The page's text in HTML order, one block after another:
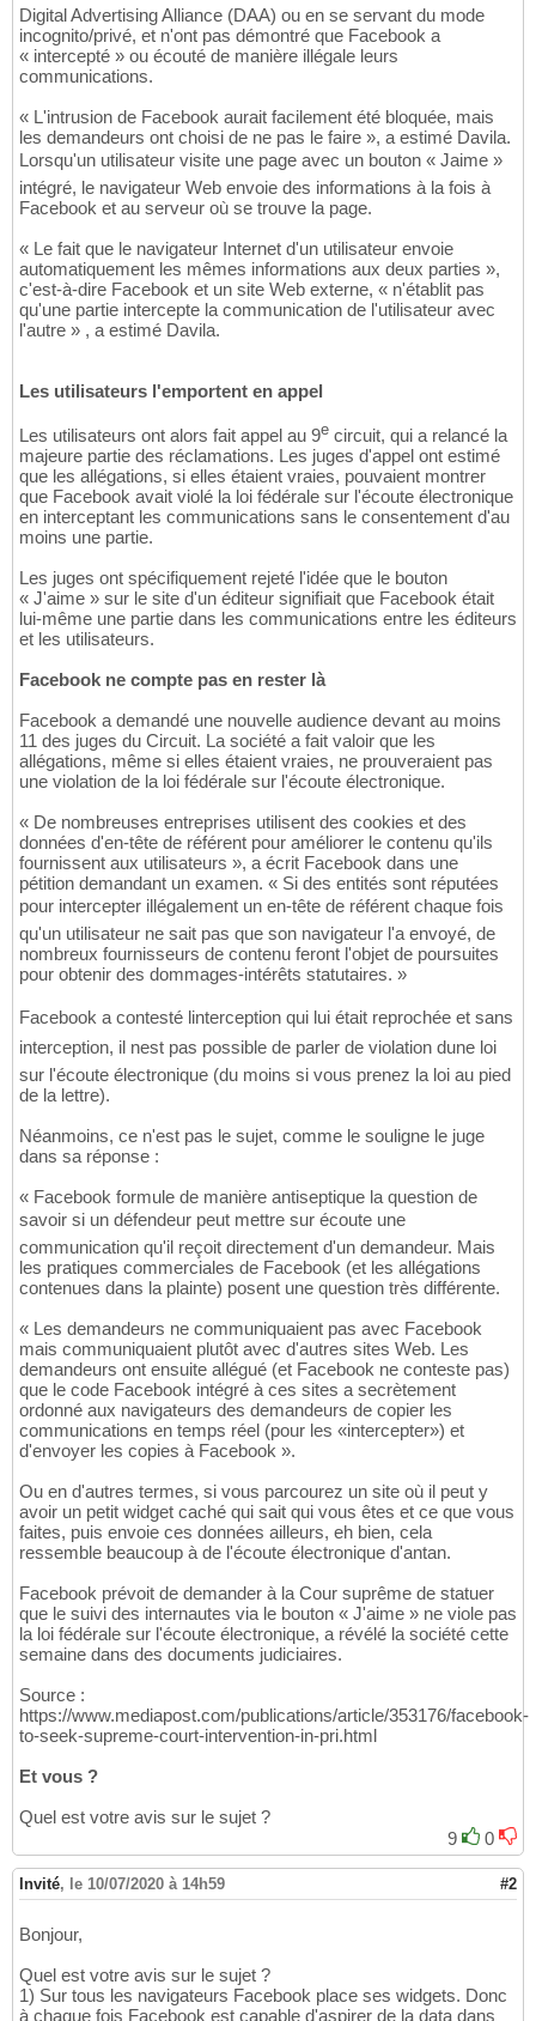
Digital Advertising Alliance (DAA) ou en se servant du mode
incognito/privé, et n'ont pas démontré que Facebook a
« intercepté » ou écouté de manière illégale leurs
communications.
« L'intrusion de Facebook aurait facilement été bloquée, mais
les demandeurs ont choisi de ne pas le faire », a estimé Davila.
Lorsqu'un utilisateur visite une page avec un bouton « Jaime »
intégré, le navigateur Web envoie des informations à la fois à
Facebook et au serveur où se trouve la page.
« Le fait que le navigateur Internet d'un utilisateur envoie
automatiquement les mêmes informations aux deux parties »,
c'est-à-dire Facebook et un site Web externe, « n'établit pas
qu'une partie intercepte la communication de l'utilisateur avec
l'autre » , a estimé Davila.
Les utilisateurs l'emportent en appel
Les utilisateurs ont alors fait appel au 9e circuit, qui a relancé la
majeure partie des réclamations. Les juges d'appel ont estimé
que les allégations, si elles étaient vraies, pouvaient montrer
que Facebook avait violé la loi fédérale sur l'écoute électronique
en interceptant les communications sans le consentement d'au
moins une partie.
Les juges ont spécifiquement rejeté l'idée que le bouton
« J'aime » sur le site d'un éditeur signifiait que Facebook était
lui-même une partie dans les communications entre les éditeurs
et les utilisateurs.
Facebook ne compte pas en rester là
Facebook a demandé une nouvelle audience devant au moins
11 des juges du Circuit. La société a fait valoir que les
allégations, même si elles étaient vraies, ne prouveraient pas
une violation de la loi fédérale sur l'écoute électronique.
« De nombreuses entreprises utilisent des cookies et des
données d'en-tête de référent pour améliorer le contenu qu'ils
fournissent aux utilisateurs », a écrit Facebook dans une
pétition demandant un examen. « Si des entités sont réputées
pour intercepter illégalement un en-tête de référent chaque fois
qu'un utilisateur ne sait pas que son navigateur l'a envoyé, de
nombreux fournisseurs de contenu feront l'objet de poursuites
pour obtenir des dommages-intérêts statutaires. »
Facebook a contesté linterception qui lui était reprochée et sans
interception, il nest pas possible de parler de violation dune loi
sur l'écoute électronique (du moins si vous prenez la loi au pied
de la lettre).
Néanmoins, ce n'est pas le sujet, comme le souligne le juge
dans sa réponse :
« Facebook formule de manière antiseptique la question de
savoir si un défendeur peut mettre sur écoute une
communication qu'il reçoit directement d'un demandeur. Mais
les pratiques commerciales de Facebook (et les allégations
contenues dans la plainte) posent une question très différente.
« Les demandeurs ne communiquaient pas avec Facebook
mais communiquaient plutôt avec d'autres sites Web. Les
demandeurs ont ensuite allégué (et Facebook ne conteste pas)
que le code Facebook intégré à ces sites a secrètement
ordonné aux navigateurs des demandeurs de copier les
communications en temps réel (pour les «intercepter») et
d'envoyer les copies à Facebook ».
Ou en d'autres termes, si vous parcourez un site où il peut y
avoir un petit widget caché qui sait qui vous êtes et ce que vous
faites, puis envoie ces données ailleurs, eh bien, cela
ressemble beaucoup à de l'écoute électronique d'antan.
Facebook prévoit de demander à la Cour suprême de statuer
que le suivi des internautes via le bouton « J'aime » ne viole pas
la loi fédérale sur l'écoute électronique, a révélé la société cette
semaine dans des documents judiciaires.
Source :
https://www.mediapost.com/publications/article/353176/facebook-
to-seek-supreme-court-intervention-in-pri.html
Et vous ?
Quel est votre avis sur le sujet ?
9
0
Invité, le 10/07/2020 à 14h59 #2
Bonjour,
Quel est votre avis sur le sujet ?
1) Sur tous les navigateurs Facebook place ses widgets. Donc
à chaque fois Facebook est capable d'aspirer de la data dans